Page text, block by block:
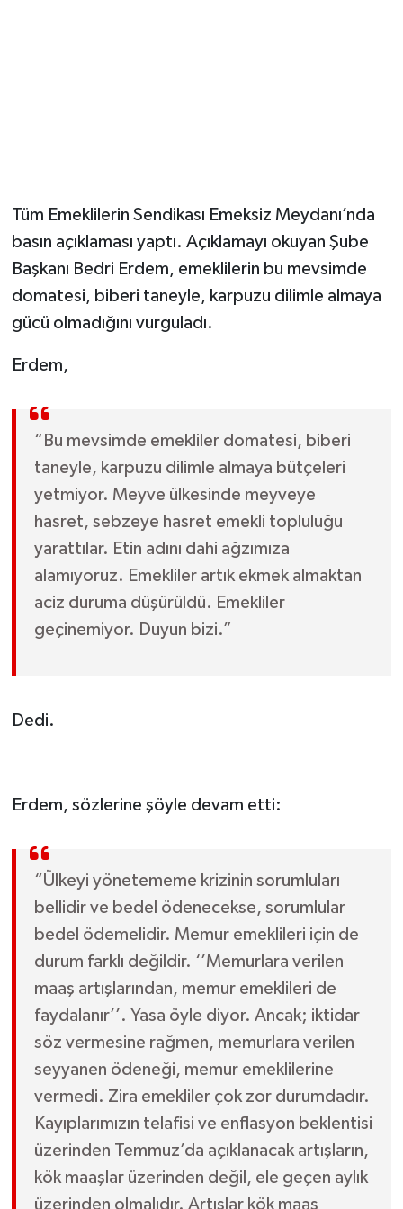
Tüm Emeklilerin Sendikası Emeksiz Meydanı’nda
basın açıklaması yaptı. Açıklamayı okuyan Şube
Başkanı Bedri Erdem, emeklilerin bu mevsimde
domatesi, biberi taneyle, karpuzu dilimle almaya
gücü olmadığını vurguladı.
Erdem,
“Bu mevsimde emekliler domatesi, biberi
taneyle, karpuzu dilimle almaya bütçeleri
yetmiyor. Meyve ülkesinde meyveye
hasret, sebzeye hasret emekli topluluğu
yarattılar. Etin adını dahi ağzımıza
alamıyoruz. Emekliler artık ekmek almaktan
aciz duruma düşürüldü. Emekliler
geçinemiyor. Duyun bizi.”
Dedi.
Erdem, sözlerine şöyle devam etti:
“Ülkeyi yönetememe krizinin sorumluları
bellidir ve bedel ödenecekse, sorumlular
bedel ödemelidir. Memur emeklileri için de
durum farklı değildir. ‘’Memurlara verilen
maaş artışlarından, memur emeklileri de
faydalanır’’. Yasa öyle diyor. Ancak; iktidar
söz vermesine rağmen, memurlara verilen
seyyanen ödeneği, memur emeklilerine
vermedi. Zira emekliler çok zor durumdadır.
Kayıplarımızın telafisi ve enflasyon beklentisi
üzerinden Temmuz’da açıklanacak artışların,
kök maaşlar üzerinden değil, ele geçen aylık
üzerinden olmalıdır. Artışlar kök maaş